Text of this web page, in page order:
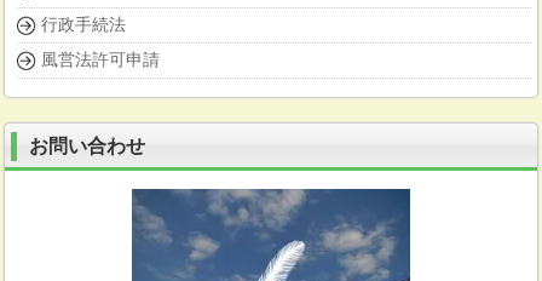
行政手続法
風営法許可申請
お問い合わせ